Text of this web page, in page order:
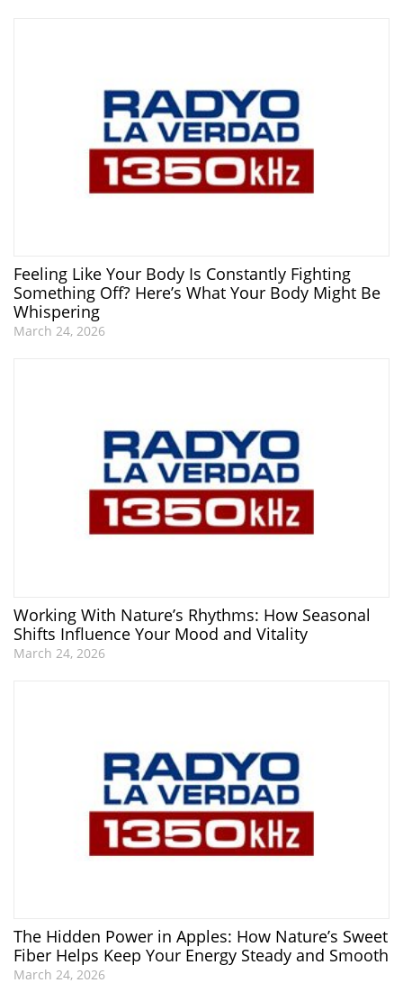
Feeling Like Your Body Is Constantly Fighting
Something Off? Here’s What Your Body Might Be
Whispering
March 24, 2026
Working With Nature’s Rhythms: How Seasonal
Shifts Influence Your Mood and Vitality
March 24, 2026
The Hidden Power in Apples: How Nature’s Sweet
Fiber Helps Keep Your Energy Steady and Smooth
March 24, 2026